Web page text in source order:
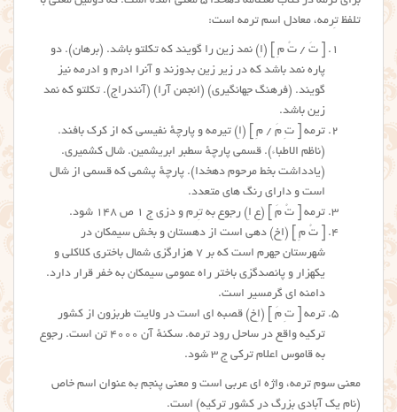
تلفظ تِرمه، معادل اسم ترمه است:
[ تَ / تُ مِ ] (اِ) نمد زین را گویند که تکلتو باشد. (برهان). دو
پاره نمد باشد که در زیر زین بدوزند و آنرا ادرم و ادرمه نیز
گویند. (فرهنگ جهانگیری) (انجمن آرا) (آنندراج). تکلتو که نمد
زین باشد.
ترمه [ تِ مَ / مِ ] (اِ) تیرمه و پارچهٔ نفیسی که از کرک بافند.
(ناظم الاطباء). قسمی پارچهٔ سطبر ابریشمین. شال کشمیری.
(یادداشت بخط مرحوم دهخدا). پارچهٔ پشمی که قسمی از شال
است و دارای رنگ های متعدد.
ترمه [ تُ مَ ] (ع اِ) رجوع به تِرم و دزی ج ۱ ص ۱۴۸ شود.
[ تُ مِ ] (اِخ) دهی است از دهستان و بخش سیمکان در
شهرستان جهرم است که بر ۷ هزارگزی شمال باختری کلاکلی و
یکهزار و پانصدگزی باختر راه عمومی سیمکان به خفر قرار دارد.
دامنه ای گرمسیر است.
ترمه [ تِ مَ ] (اِخ) قصبه ای است در ولایت طربزون از کشور
ترکیه واقع در ساحل رود ترمه. سکنهٔ آن ۴۰۰۰ تن است. رجوع
به قاموس اعلام ترکی ج ۳ شود.
معنی سوم ترمه، واژه ای عربی است و معنی پنجم به عنوان اسم خاص
(نام یک آبادی بزرگ در کشور ترکیه) است.